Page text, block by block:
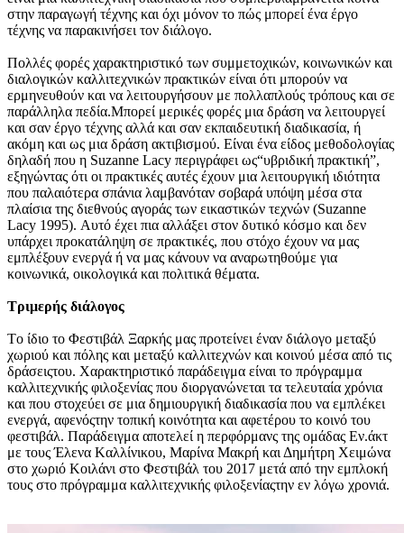
στην παραγωγή τέχνης και όχι μόνον το πώς μπορεί ένα έργο
τέχνης να παρακινήσει τον διάλογο.
Πολλές φορές χαρακτηριστικό των συμμετοχικών, κοινωνικών και
διαλογικών καλλιτεχνικών πρακτικών είναι ότι μπορούν να
ερμηνευθούν και να λειτουργήσουν με πολλαπλούς τρόπους και σε
παράλληλα πεδία.Mπορεί μερικές φορές μια δράση να λειτουργεί
και σαν έργο τέχνης αλλά και σαν εκπαιδευτική διαδικασία, ή
ακόμη και ως μια δράση ακτιβισμού. Eίναι ένα είδος μεθοδολογίας
δηλαδή που η Suzanne Lacy περιγράφει ως“υβριδική πρακτική”,
εξηγώντας ότι οι πρακτικές αυτές έχουν μια λειτουργική ιδιότητα
που παλαιότερα σπάνια λαμβανόταν σοβαρά υπόψη μέσα στα
πλαίσια της διεθνούς αγοράς των εικαστικών τεχνών (Suzanne
Lacy 1995). Aυτό έχει πια αλλάξει στον δυτικό κόσμο και δεν
υπάρχει προκατάληψη σε πρακτικές, που στόχο έχουν να μας
εμπλέξουν ενεργά ή να μας κάνουν να αναρωτηθούμε για
κοινωνικά, οικολογικά και πολιτικά θέματα.
Τριμερής διάλογος
Tο ίδιο το Φεστιβάλ Ξαρκής μας προτείνει έναν διάλογο μεταξύ
χωριού και πόλης και μεταξύ καλλιτεχνών και κοινού μέσα από τις
δράσειςτου. Xαρακτηριστικό παράδειγμα είναι το πρόγραμμα
καλλιτεχνικής φιλοξενίας που διοργανώνεται τα τελευταία χρόνια
και που στοχεύει σε μια δημιουργική διαδικασία που να εμπλέκει
ενεργά, αφενόςτην τοπική κοινότητα και αφετέρου το κοινό του
φεστιβάλ. Παράδειγμα αποτελεί η περφόρμανς της ομάδας Eν.άκτ
με τους Έλενα Kαλλίνικου, Mαρίνα Mακρή και Δημήτρη Xειμώνα
στο χωριό Kοιλάνι στο Φεστιβάλ του 2017 μετά από την εμπλοκή
τους στο πρόγραμμα καλλιτεχνικής φιλοξενίαςτην εν λόγω χρονιά.